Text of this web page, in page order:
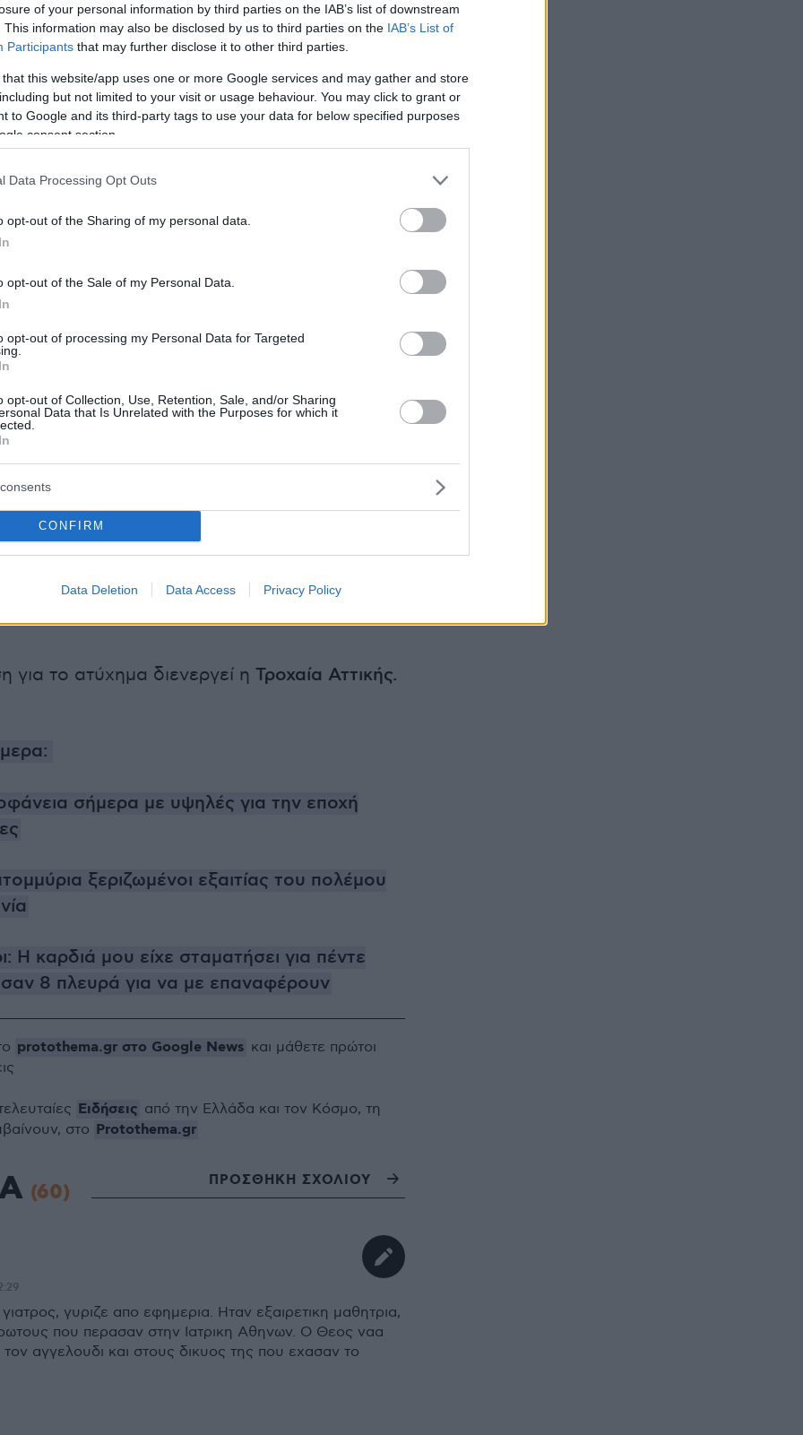
of your personal information by third parties on the IAB’s list of downstream
This information may also be disclosed by us to third parties on the IAB’s List of
Participants that may further disclose it to other third parties.
that this website/app uses one or more Google services and may gather and store
but not limited to your visit or usage behaviour. You may click to grant or
to Google and its third-party tags to use your data for below specified purposes
consent section.
Data Processing Opt Outs
opt-out of the Sharing of my personal data.
opt-out of the Sale of my Personal Data.
opt-out of processing my Personal Data for Targeted
opt-out of Collection, Use, Retention, Sale, and/or Sharing
Data that Is Unrelated with the Purposes for which it
CONFIRM
Data Deletion Data Access Privacy Policy
των δύο οχημάτων ήταν σφοδρή και η
απεγκλώβισε τους δύο οδηγούςοι οποίοι
σε νοσοκομείο.
v-co2g9yx1st49)
πληροφορίες, η 29χρονη οδηγός του ενός
αισθήσεις της #απεγκλωβίστηκεγυναίκα και
στο ΕΚΑΒ, συνεπεία τροχαίου, επί της
Κατεχάκης ( έξοδος Αττικής οδού), στο δήμο
Επιχείρησαν 6
Σώμα (@pyrosvestiki)November 3,
για το ατύχημα διενεργεί η Τροχαία Αττικής.
σήμερα με υψηλές για την εποχή
ξεριζωμένοι εξαιτίας του πολέμου
Η καρδιά μου είχε σταματήσει για πέντε
8 πλευρά για να με επαναφέρουν
protothema.gr στο Google News και μάθετε πρώτοι
Ειδήσεις από την Ελλάδα και τον Κόσμο, τη
στο Protothema.gr
(60) ΠΡΟΣΘΗΚΗ ΣΧΟΛΙΟΥ
γυριζε απο εφημερια. Ηταν εξαιρετικη μαθητρια,
που περασαν στην Ιατρικη Αθηνων. Ο Θεος ναα
αγγελουδι και στους δικυος της που εχασαν το